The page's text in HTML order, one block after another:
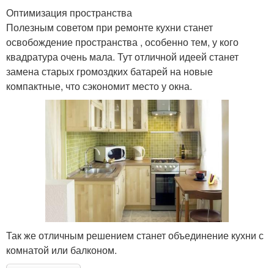
Оптимизация пространства
Полезным советом при ремонте кухни станет
освобождение пространства , особенно тем, у кого
квадратура очень мала. Тут отличной идеей станет
замена старых громоздких батарей на новые
компактные, что сэкономит место у окна.
Так же отличным решением станет объединение кухни с
комнатой или балконом.